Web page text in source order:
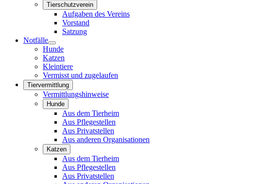
Tierschutzverein
Aufgaben des Vereins
Vorstand
Satzung
Notfälle
Hunde
Katzen
Kleintiere
Vermisst und zugelaufen
Tiervermittlung
Vermittlungshinweise
Hunde
Aus dem Tierheim
Aus Pflegestellen
Aus Privatstellen
Aus anderen Organisationen
Katzen
Aus dem Tierheim
Aus Pflegestellen
Aus Privatstellen